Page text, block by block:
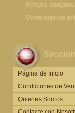
Publicaciones
Cajas de música
Radios antiguas
Plata antigua
Relojes antiguos
Relojes sobremesa
Relojes de pie
Relojes de bolsillo
Relojes de pulsera
Otros objetos
Página de Inicio
Condiciones de
Quienes Somos